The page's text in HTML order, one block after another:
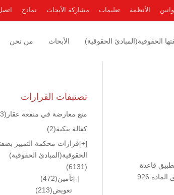
الأنظمة تعليمات مشاركة الأبحاث نماذج
الحقوقية(المبادئ الحقوقية) الأبحاث من نحن
رقم 32 لسنة 2001 وحيث كان عليها تطبيق قاعدة
العقد شريعة المتعاقدين فالعقد المبرم بينهما عقد تأمين شامل وهو الذي يحدد الحقوق والإلتزامات بين الفريقين وتخطئتها بتطبيق المادة 926
تصنيفات القرارات
منع معارضة في منفعة عقار (3)
كفالة بنكية(2)
[+]قرارات محكمة التمييز
الحقوقية(المبادئ الحقوقية)
(6131)
[-]تأمين(472)
تعويض(213)